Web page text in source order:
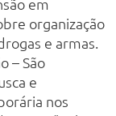
organização
e armas.
– São
e
nos